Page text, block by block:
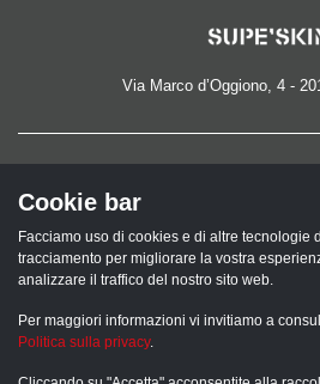
Via Marco d’Oggiono, 4 -
EMAIL
info@superskin.it
ORARI
martedì, mercoledì, giovedì, venerdì:
Cookie bar
Facciamo uso di cookies e di altre tecnologie
tracciamento per migliorare la vostra
analizzare il traffico del nostro sito web.
Per maggiori informazioni vi invitiamo a
Politica sulla privacy.